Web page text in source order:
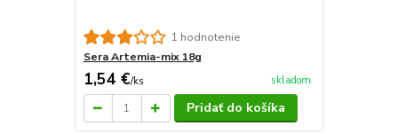
1 hodnotenie
Sera Artemia-mix 18g
1,54 €/ks skladom
Pridať do košíka